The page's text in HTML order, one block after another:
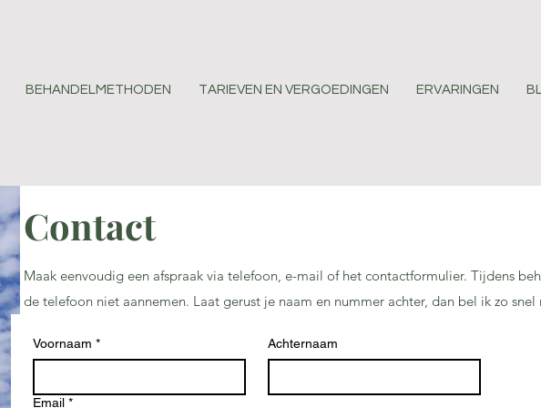
BEHANDELMETHODEN TARIEVEN EN VERGOEDINGEN ERVARINGEN
Contact
Maak eenvoudig een afspraak via telefoon, e-mail of het contactformulier. Tijdens
de telefoon niet aannemen. Laat gerust je naam en nummer achter, dan bel ik zo
Voornaam * Achternaam
Email *